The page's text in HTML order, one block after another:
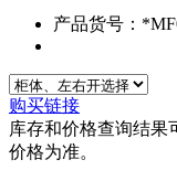
产品货号：
购买链接
库存和价格查询结果
价格为准。